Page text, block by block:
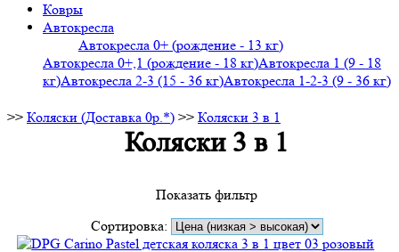
Ковры
Автокресла
Автокресла 0+ (рождение - 13 кг)
Автокресла 0+,1 (рождение - 18 кг)Автокресла 1 (9 - 18
кг)Автокресла 2-3 (15 - 36 кг)Автокресла 1-2-3 (9 - 36 кг)
>> Коляски (Доставка 0р.*) >> Коляски 3 в 1
Коляски 3 в 1
Показать фильтр
Сортировка: